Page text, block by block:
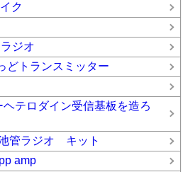
ク
ジオ
どトランスミッター
テロダイン受信基板を造ろ
管ラジオ キット
amp